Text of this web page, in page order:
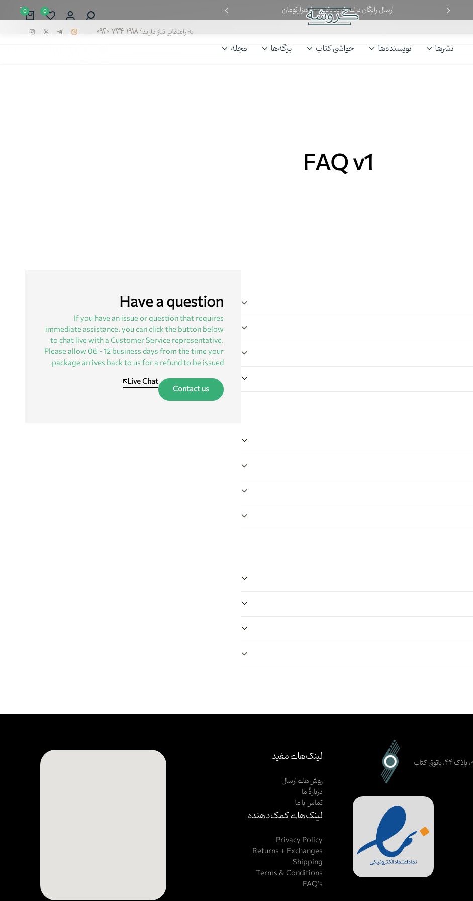
ارسال رایگان برای خرید بالای ۸۰۰ هزارتومان
به راهنمایی نیاز دارید؟۰۹۲۰ ۷۳۴ ۱۹۱۸
کتاب
0
0
نشرها نویسنده‌ها حواشی کتاب برگه‌ها مجله
FAQ v1
Have a question
If you have an issue or question that requires
immediate assistance, you can click the button below
to chat live with a Customer Service representative.
Please allow 06 – 12 business days from the time your
package arrives back to us for a refund to be issued.
Contact us
Live Chat
اصفهان، خیابان ظهیرالاسلام، کوچهٔ ۳ (حیرت)، بن‌بست شکوفه، پلاک ۴۴، پاتوق کتاب
لینک‌های مفید
روش‌های ارسال
دربارهٔ ما
تماس با ما
لینک‌های کمک‌دهنده
Privacy Policy
Returns + Exchanges
Shipping
Terms & Conditions
FAQ’s